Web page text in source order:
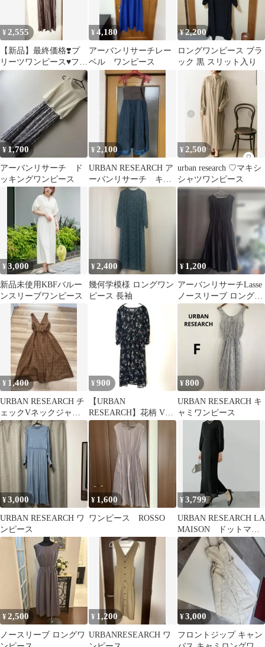
¥2,555
【新品】最終価格❣️プ
リーツワンピース♥フリ
ーサイズ♥茶系♥ノース
¥4,180
アーバンリサーチレー
ベル ワンピース
¥2,200
ロングワンピース ブラ
ック 黒 スリット入り
¥ 1,700
アーバンリサーチ ド
ッキングワンピース
¥ 2,100
URBAN RESEARCH ア
ーバンリサーチ キャ
ミワンピース
¥2,500
urban research ♡マキシ
シャツワンピース
¥3,000
新品未使用KBFバルー
ンスリーブワンピース
¥2,400
幾何学模様 ロングワン
ピース 長袖
¥ 1,200
アーバンリサーチLasse
ノースリーブ ロングワ
ンピース ブラック
¥ 1,400
URBAN RESEARCH チ
ェックVネックジャン
パースカート
¥ 900
【URBAN
RESEARCH】花柄 Vネ
ック ワンピース 透け感
FREE
¥800
URBAN RESEARCH キ
ャミワンピース
¥3,000
URBAN RESEARCH ワ
ンピース
¥ 1,600
ワンピース ROSSO
¥3,799
URBAN RESEARCH LA
MAISON ドットマー
メイドワンピース
¥2,500
ノースリーブ ロングワ
¥ 1,200
URBANRESEARCH ワ
¥3,000
フロントジップ キャン